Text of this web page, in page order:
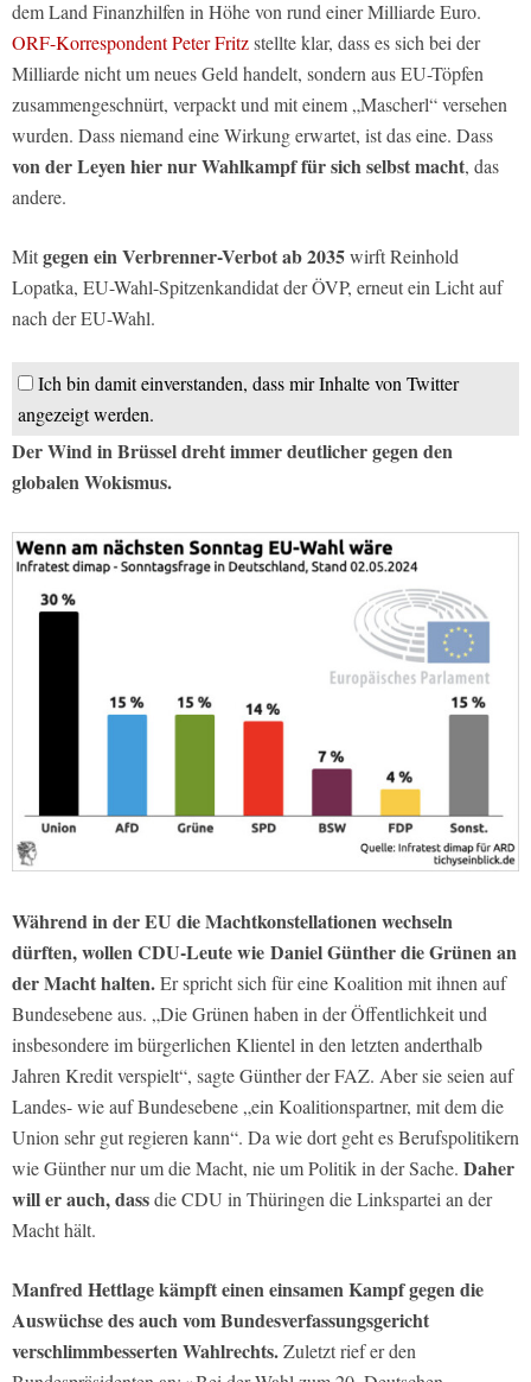
dem Land Finanzhilfen in Höhe von rund einer Milliarde Euro.
ORF-Korrespondent Peter Fritzstellte klar, dass es sich bei der
Milliarde nicht um neues Geld handelt, sondern aus EU-Töpfen
zusammengeschnürt, verpackt und mit einem „Mascherl“ versehen
wurden. Dass niemand eine Wirkung erwartet, ist das eine. Dass
von der Leyen hier nur Wahlkampf für sich selbst macht, das
andere.
Mitgegen ein Verbrenner-Verbot ab 2035wirft Reinhold
Lopatka, EU-Wahl-Spitzenkandidat der ÖVP, erneut ein Licht auf
nach der EU-Wahl.
Ich bin damit einverstanden, dass mir Inhalte von Twitter
angezeigt werden.
Der Wind in Brüssel dreht immer deutlicher gegen den
globalen Wokismus.
Während in der EU die Machtkonstellationen wechseln
dürften, wollen CDU-Leute wie Daniel Günther die Grünen an
der Macht halten.Er spricht sich für eine Koalition mit ihnen auf
Bundesebene aus. „Die Grünen haben in der Öffentlichkeit und
insbesondere im bürgerlichen Klientel in den letzten anderthalb
Jahren Kredit verspielt“, sagte Günther der FAZ. Aber sie seien auf
Landes- wie auf Bundesebene „ein Koalitionspartner, mit dem die
Union sehr gut regieren kann“. Da wie dort geht es Berufspolitikern
wie Günther nur um die Macht, nie um Politik in der Sache. Daher
will er auch, dassdie CDU in Thüringen die Linkspartei an der
Macht hält.
Manfred Hettlage kämpft einen einsamen Kampf gegen die
Auswüchse des auch vom Bundesverfassungsgericht
verschlimmbesserten Wahlrechts.Zuletzt rief er den